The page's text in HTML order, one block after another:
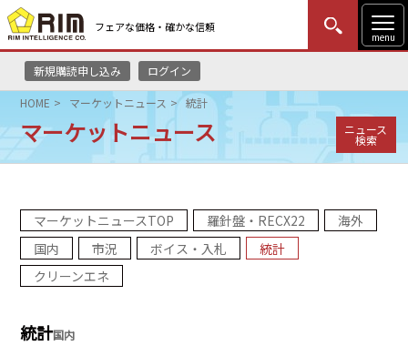
フェアな価格・確かな信頼
menu
新規購読申し込み ログイン
MENU
はじめての方
HOME
リムレポート
メソドロジー
HOME マーケットニュース 統計
マーケットニュース ニュース
検索
マーケットニュースTOP 羅針盤・RECX22
海外
国内
市況 ボイス・入札
統計
クリーンエネ
統計国内